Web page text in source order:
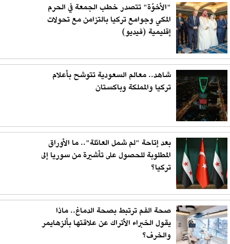
"الأخوّة" تتصدر خطب الجمعة في الحرم
المكي وجوامع تركيا بالتزامن مع تحولات
إقليمية (فيديو)
شاهد.. معالم السعودية تتوشح بأعلام
تركيا والمملكة وباكستان
بعد إتاحة "لم شمل العائلة".. ما الأوراق
المطلوبة للحصول على تأشيرة من سوريا إلى
تركيا؟
صحة الفم ترتبط بصحة الدماغ.. ماذا
يقول الخبراء الأتراك عن علاقتها بألزهايمر
والخرف؟